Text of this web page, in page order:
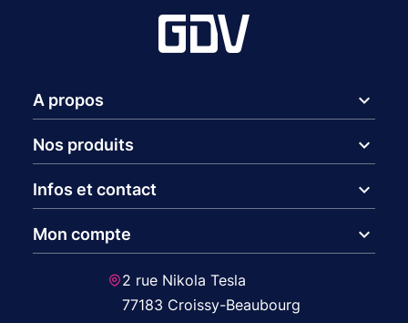
A propos expand_more
Nos produits expand_more
Infos et contact expand_more
Mon compte expand_more
2 rue Nikola Tesla
77183 Croissy-Beaubourg